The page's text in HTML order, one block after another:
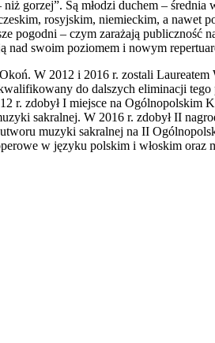
gorzej”. Są młodzi duchem –
rosyjskim, niemieckim, a nawet
pogodni – czym zarażają
nad swoim poziomem i nowym
W 2012 i 2016 r. zostali
do dalszych eliminacji tego
r. zdobył I miejsce na
sakralnej. W 2016 r. zdobył II
muzyki sakralnej na II
w języku polskim i włoskim oraz